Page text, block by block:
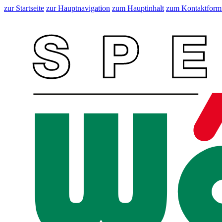
zur Startseite zur Hauptnavigation zum Hauptinhalt zum